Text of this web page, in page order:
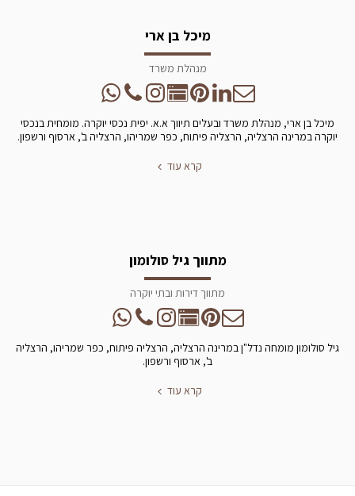
מיכל בן ארי
מנהלת משרד
מיכל בן ארי, מנהלת משרד ובעלים תיווך א.א. יפית נכסי יוקרה. מומחית בנכסי
יוקרה במרינה הרצליה, הרצליה פיתוח, כפר שמריהו, הרצליה ב', ארסוף ורשפון.
קרא עוד
מתווך גיל סולומון
מתווך דירות ובתי יוקרה
גיל סולומון מומחה נדל"ן במרינה הרצליה, הרצליה פיתוח, כפר שמריהו, הרצליה
ב', ארסוף ורשפון.
קרא עוד